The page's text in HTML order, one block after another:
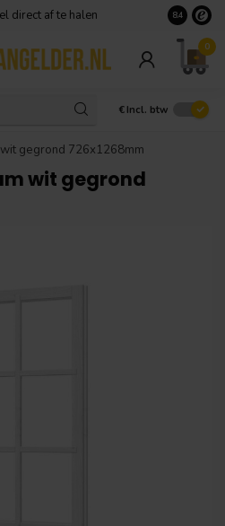
direct af te halen 8.4
0
€ Incl. btw
gegrond 726x1268mm
wit gegrond